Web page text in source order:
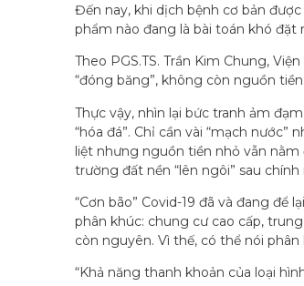
Đến nay, khi dịch bệnh cơ bản
phẩm nào đang là bài toán khó đặt
Theo PGS.TS. Trần Kim Chung,
“đóng băng”, không còn nguồn
Thực vậy, nhìn lại bức tranh ảm
“hóa đá”. Chỉ cần vài “mạch
liệt nhưng nguồn tiền nhỏ vẫn
trường đất nền “lên ngôi” sau
“Cơn bão” Covid-19 đã và đang
phân khúc: chung cư cao cấp,
còn nguyên. Vì thế, có thể nói
“Khả năng thanh khoản của loại